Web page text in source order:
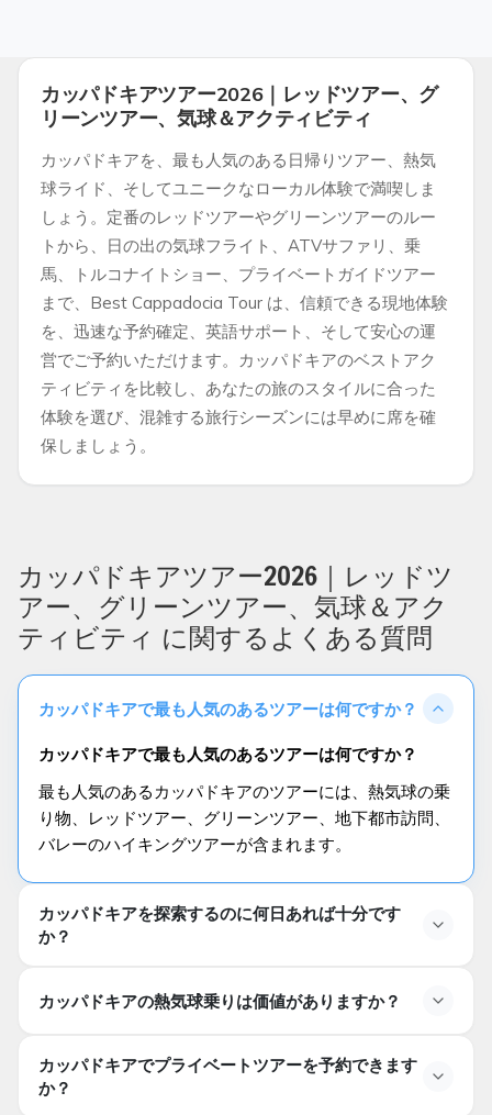
カッパドキアツアー2026｜レッドツアー、グ
リーンツアー、気球＆アクティビティ
カッパドキアを、最も人気のある日帰りツアー、熱気
球ライド、そしてユニークなローカル体験で満喫しま
しょう。定番のレッドツアーやグリーンツアーのルー
トから、日の出の気球フライト、ATVサファリ、乗
馬、トルコナイトショー、プライベートガイドツアー
まで、Best Cappadocia Tour は、信頼できる現地体験
を、迅速な予約確定、英語サポート、そして安心の運
営でご予約いただけます。カッパドキアのベストアク
ティビティを比較し、あなたの旅のスタイルに合った
体験を選び、混雑する旅行シーズンには早めに席を確
保しましょう。
カッパドキアツアー2026｜レッドツ
アー、グリーンツアー、気球＆アク
ティビティ に関するよくある質問
カッパドキアで最も人気のあるツアーは何ですか？
カッパドキアで最も人気のあるツアーは何ですか？
最も人気のあるカッパドキアのツアーには、熱気球の乗
り物、レッドツアー、グリーンツアー、地下都市訪問、
バレーのハイキングツアーが含まれます。
カッパドキアを探索するのに何日あれば十分です
か？
すか？
ーン体験を含めて、2〜3日が理想的です。
カッパドキアの熱気球乗りは価値がありますか？
はい、熱気球に乗ることはカッパドキアでの最高の体験
カッパドキアでプライベートツアーを予約できます
か？